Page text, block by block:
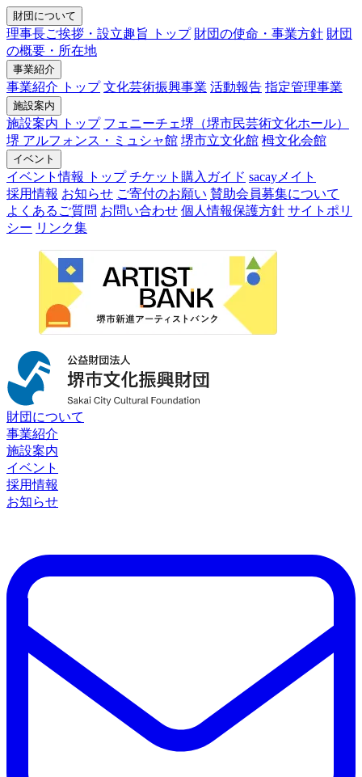
財団について
理事長ご挨拶・設立趣旨 トップ 財団の使命・事業方針 財団
の概要・所在地
事業紹介
事業紹介 トップ 文化芸術振興事業 活動報告 指定管理事業
施設案内
施設案内 トップ フェニーチェ堺（堺市民芸術文化ホール）
堺 アルフォンス・ミュシャ館 堺市立文化館 栂文化会館
イベント
イベント情報 トップ チケット購入ガイド sacayメイト
採用情報 お知らせ ご寄付のお願い 賛助会員募集について
よくあるご質問 お問い合わせ 個人情報保護方針 サイトポリ
シー リンク集
財団について
事業紹介
施設案内
イベント
採用情報
お知らせ